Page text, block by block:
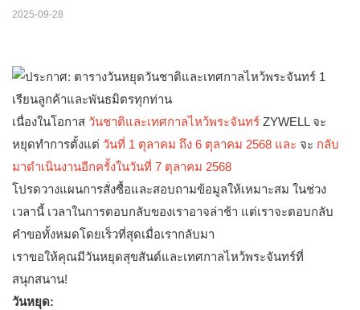
2025-09-28
เรียนลูกค้าและพันธมิตรทุกท่าน
เนื่องในโอกาส วันชาติและเทศกาลไหว้พระจันทร์ ZYWELL จะ
หยุดทำการตั้งแต่ วันที่ 1 ตุลาคม ถึง 6 ตุลาคม 2568 และ จะ กลับ
มาดำเนินงานอีกครั้งในวันที่ 7 ตุลาคม 2568
โปรดวางแผนการสั่งซื้อและสอบถามข้อมูลให้เหมาะสม ในช่วง
เวลานี้ เวลาในการตอบกลับของเราอาจล่าช้า แต่เราจะตอบกลับ
คำขอทั้งหมดโดยเร็วที่สุดเมื่อเรากลับมา
เราขอให้คุณมีวันหยุดสุขสันต์และเทศกาลไหว้พระจันทร์ที่
สนุกสนาน!
วันหยุด: